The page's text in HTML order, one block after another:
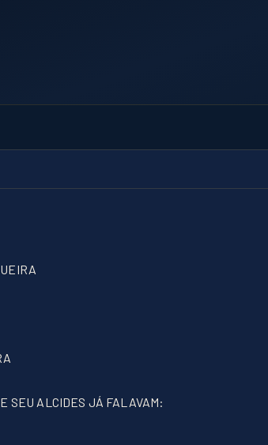
SEU ALCIDES JÁ FALAVAM: